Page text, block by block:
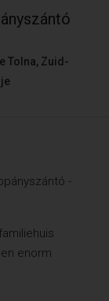
Tolna, Zuid-
-
enorm